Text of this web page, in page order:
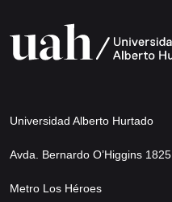
Universidad Alberto Hurtado
Avda. Bernardo O’Higgins 1825
Metro Los Héroes